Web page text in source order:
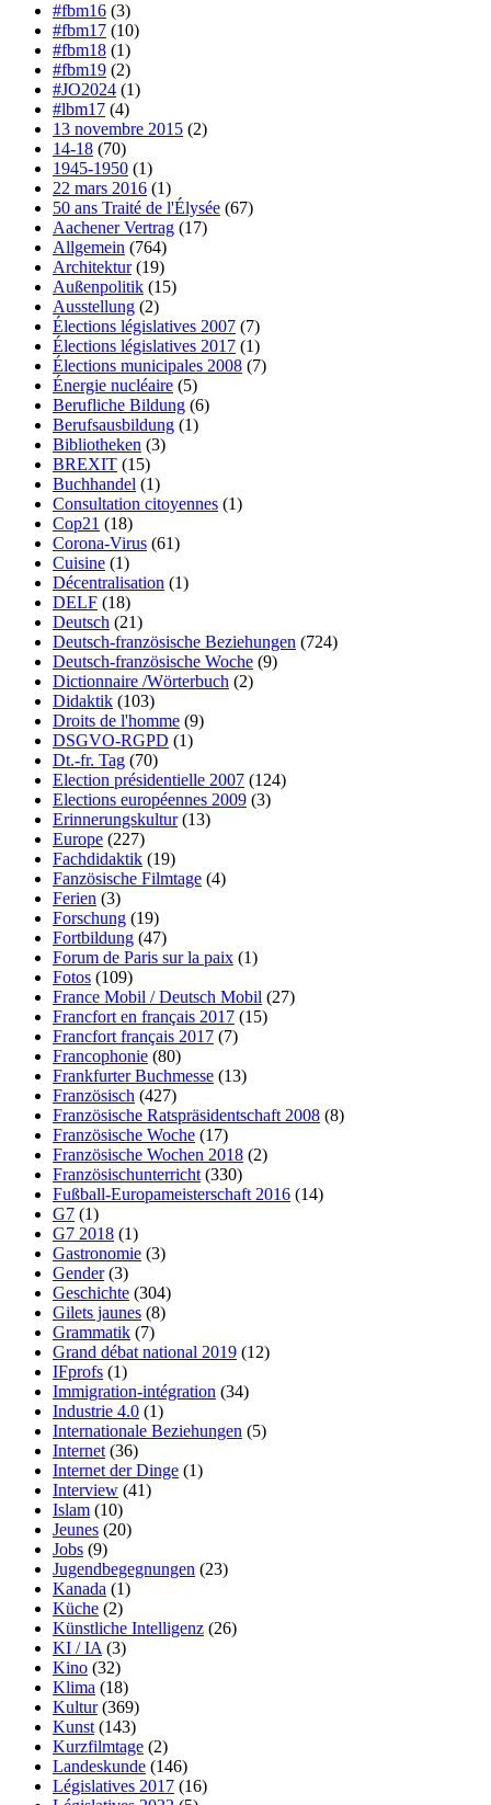
#fbm16 (3)
#fbm17 (10)
#fbm18 (1)
#fbm19 (2)
#JO2024 (1)
#lbm17 (4)
13 novembre 2015 (2)
14-18 (70)
1945-1950 (1)
22 mars 2016 (1)
50 ans Traité de l'Élysée (67)
Aachener Vertrag (17)
Allgemein (764)
Architektur(19)
Außenpolitik (15)
Ausstellung (2)
Élections législatives 2007 (7)
Élections législatives 2017 (1)
Élections municipales 2008 (7)
Énergie nucléaire (5)
Berufliche Bildung (6)
Berufsausbildung (1)
Bibliotheken (3)
BREXIT (15)
Buchhandel (1)
Consultation citoyennes (1)
Cop21 (18)
Corona-Virus (61)
Cuisine (1)
Décentralisation (1)
DELF (18)
Deutsch (21)
Deutsch-französische Beziehungen (724)
Deutsch-französische Woche (9)
Dictionnaire /Wörterbuch (2)
Didaktik (103)
Droits de l'homme (9)
DSGVO-RGPD (1)
Dt.-fr. Tag (70)
Election présidentielle 2007 (124)
Elections européennes 2009 (3)
Erinnerungskultur(13)
Europe (227)
Fachdidaktik (19)
Fanzösische Filmtage (4)
Ferien (3)
Forschung (19)
Fortbildung (47)
Forum de Paris sur la paix (1)
Fotos (109)
France Mobil / Deutsch Mobil (27)
Francfort en français 2017 (15)
Francfort français 2017 (7)
Francophonie (80)
Frankfurter Buchmesse (13)
Französisch (427)
Französische Ratspräsidentschaft 2008 (8)
Französische Woche (17)
Französische Wochen 2018 (2)
Französischunterricht (330)
Fußball-Europameisterschaft 2016 (14)
G7 (1)
G7 2018 (1)
Gastronomie (3)
Gender(3)
Geschichte (304)
Gilets jaunes (8)
Grammatik (7)
Grand débat national 2019 (12)
IFprofs (1)
Immigration-intégration (34)
Industrie 4.0 (1)
Internationale Beziehungen (5)
Internet (36)
Internet der Dinge (1)
Interview (41)
Islam (10)
Jeunes (20)
Jobs (9)
Jugendbegegnungen (23)
Kanada (1)
Küche (2)
Künstliche Intelligenz (26)
KI / IA (3)
Kino (32)
Klima (18)
Kultur(369)
Kunst (143)
Kurzfilmtage (2)
Landeskunde (146)
Législatives 2017 (16)